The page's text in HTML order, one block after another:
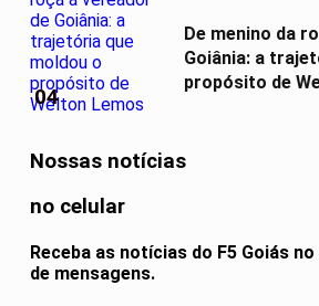
04
De menino da
Goiânia: a
propósito de
Nossas notícias
no celular
Receba as notícias do F5 Goiás
de mensagens.